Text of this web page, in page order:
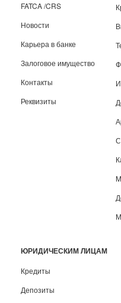
FATCA /CRS
Новости
Карьера в банке
Залоговое имущество
Контакты
Реквизиты
ЮРИДИЧЕСКИМ ЛИЦАМ
Кредиты
Депозиты